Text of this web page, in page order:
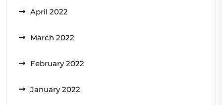
April 2022
March 2022
February 2022
January 2022